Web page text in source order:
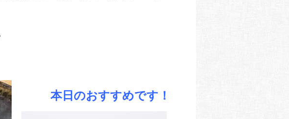
本日のおすすめです！